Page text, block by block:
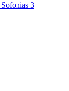
Sofonias 3